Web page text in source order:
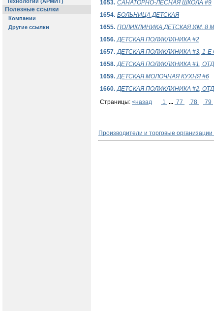
1653. САНАТОРНО-ЛЕСНАЯ ШКОЛА #9
1654. БОЛЬНИЦА ДЕТСКАЯ
1655. ПОЛИКЛИНИКА ДЕТСКАЯ ИМ. 8
1656. ДЕТСКАЯ ПОЛИКЛИНИКА #2
1657. ДЕТСКАЯ ПОЛИКЛИНИКА #3, 1-
1658. ДЕТСКАЯ ПОЛИКЛИНИКА #1,
1659. ДЕТСКАЯ МОЛОЧНАЯ КУХНЯ #6
1660. ДЕТСКАЯ ПОЛИКЛИНИКА #2,
Страницы: <назад 1 ... 77 78 79
Производители и торговые организации